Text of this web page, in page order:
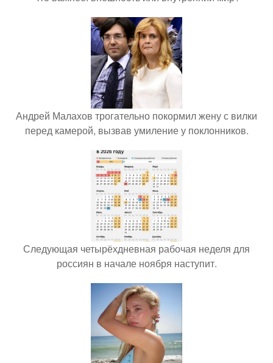
Андрей Малахов трогательно покормил жену с вилки
перед камерой, вызвав умиление у поклонников.
Следующая четырёхдневная рабочая неделя для
россиян в начале ноября наступит.